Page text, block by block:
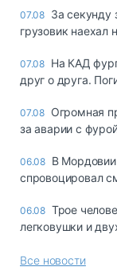
07.08 За секунду
грузовик наехал
07.08 На КАД
друг о друга.
07.08 Огромная
за аварии с
06.08 В
спровоцировал
06.08 Трое
легковушки и
Все новости